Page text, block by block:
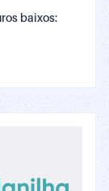
baixos: